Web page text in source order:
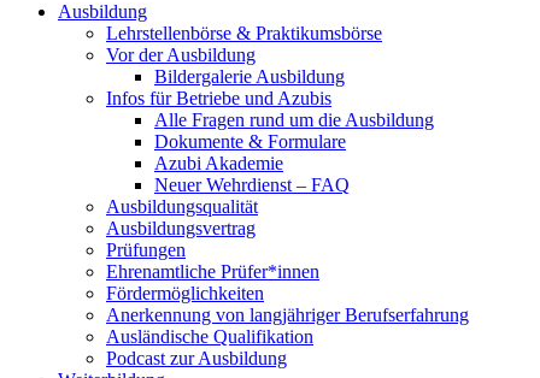
Ausbildung
Lehrstellenbörse & Praktikumsbörse
Vor der Ausbildung
Bildergalerie Ausbildung
Infos für Betriebe und Azubis
Alle Fragen rund um die Ausbildung
Dokumente & Formulare
Azubi Akademie
Neuer Wehrdienst – FAQ
Ausbildungsqualität
Ausbildungsvertrag
Prüfungen
Ehrenamtliche Prüfer*innen
Fördermöglichkeiten
Anerkennung von langjähriger Berufserfahrung
Ausländische Qualifikation
Podcast zur Ausbildung